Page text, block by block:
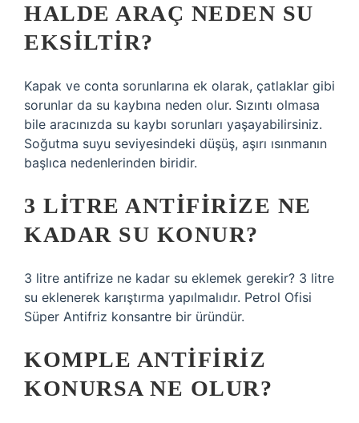
HALDE ARAÇ NEDEN SU
EKSILTIR?
Kapak ve conta sorunlarına ek olarak, çatlaklar gibi
sorunlar da su kaybına neden olur. Sızıntı olmasa
bile aracınızda su kaybı sorunları yaşayabilirsiniz.
Soğutma suyu seviyesindeki düşüş, aşırı ısınmanın
başlıca nedenlerinden biridir.
3 LITRE ANTIFIRIZE NE
KADAR SU KONUR?
3 litre antifrize ne kadar su eklemek gerekir? 3 litre
su eklenerek karıştırma yapılmalıdır. Petrol Ofisi
Süper Antifriz konsantre bir üründür.
KOMPLE ANTIFIRIZ
KONURSA NE OLUR?